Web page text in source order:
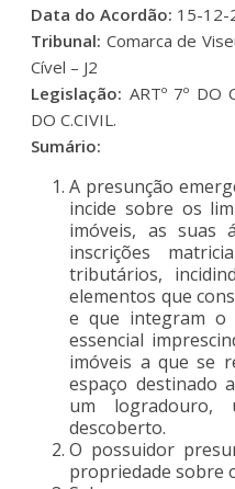
Data do Acordão: 15-12-
Tribunal: Comarca de
Cível – J2
Legislação: ARTº 7º DO
DO C.CIVIL.
Sumário:
A presunção
incide sobre os
imóveis, as suas
inscrições
tributários,
elementos que
e que integram o
essencial
imóveis a que se
espaço destinado
um logradouro,
descoberto.
O possuidor
propriedade sobre